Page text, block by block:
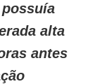
alta
antes